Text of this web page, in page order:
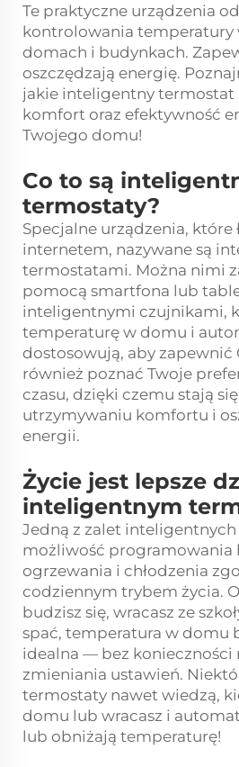
Te praktyczne urządzenia
kontrolowania temperatury
domach i budynkach.
oszczędzają energię.
jakie inteligentny termostat
komfort oraz efektywność
Twojego domu!
Co to są
termostaty?
Specjalne urządzenia, które
internetem, nazywane są
termostatami. Można nimi
pomocą smartfona lub
inteligentnymi czujnikami,
temperaturę w domu i
dostosowują, aby zapewnić
również poznać Twoje
czasu, dzięki czemu stają
utrzymywaniu komfortu i
energii.
Życie jest lepsze
inteligentnym
Jedną z zalet
możliwość
ogrzewania i chłodzenia
codziennym trybem życia.
budzisz się, wracasz ze
spać, temperatura w domu
idealna — bez konieczności
zmieniania ustawień.
termostaty nawet wiedzą,
domu lub wracasz i
lub obniżają temperaturę!